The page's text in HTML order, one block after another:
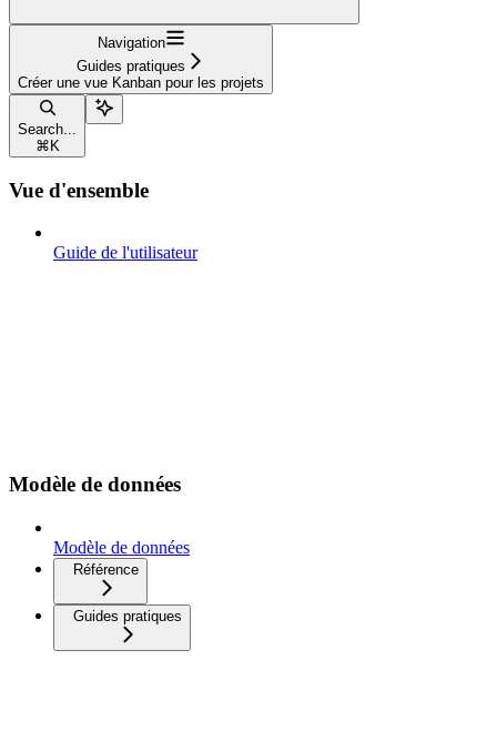
Navigation
Guides pratiques
Créer une vue Kanban pour les projets
Search...
⌘ K
Vue d'ensemble
Guide de l'utilisateur
Modèle de données
Modèle de données
Référence
Guides pratiques